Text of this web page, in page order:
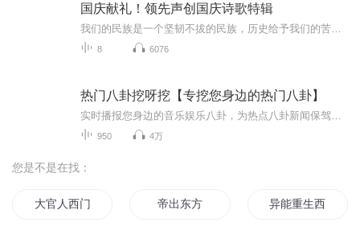
国庆献礼！领先声创国庆诗歌特辑
8 6076
热门八卦挖呀挖【专挖您身边的热门八卦】
950 4万
您是不是在找：
大官人西门庆 帝出东方 异能重生西门庆